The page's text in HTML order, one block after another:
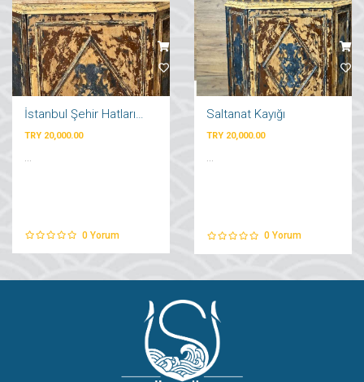
TRY 20,000.00
0 Yorum
Saltanat Kayığı
TRY 20,000.00
...
0 Yorum